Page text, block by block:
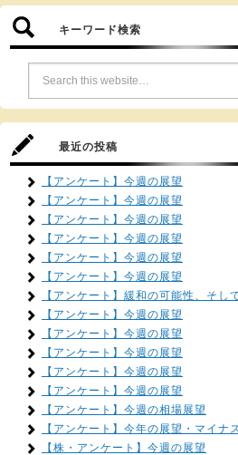
キーワード検索
最近の投稿
【アンケート】今週の展望
【アンケート】今週の展望
【アンケート】今週の展望
【アンケート】今週の展望
【アンケート】今週の展望
【アンケート】今週の展望
【アンケート】緩和の可能性、そし
【アンケート】今週の展望
【アンケート】今週の展望
【アンケート】今週の展望
【アンケート】今週の展望
【アンケート】今週の展望
【アンケート】今週の相場展望
【アンケート】今年の展望・マイナ
【株・アンケート】今週の展望